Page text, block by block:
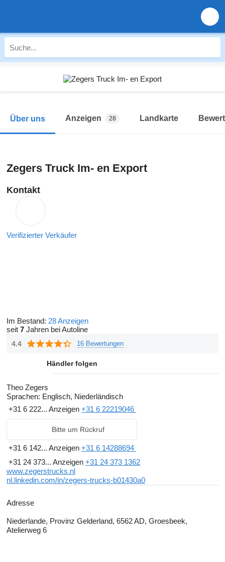
Über uns Anzeigen 28 Landkarte
Zegers Truck Im- en Export
Kontakt
Verifizierter Verkäufer
Im Bestand: 28 Anzeigen
seit 7 Jahren bei Autoline
4.4 16 Bewertungen
Händler folgen
Theo Zegers
Sprachen: Englisch, Niederländisch
+31 6 222... Anzeigen +31 6 22219046
Bitte um Rückruf
+31 6 142... Anzeigen +31 6 14288694
+31 24 373... Anzeigen +31 24 373 1362
www.zegerstrucks.nl
nl.linkedin.com/in/zegers-trucks-b01430a0
Adresse
Niederlande, Provinz Gelderland, 6562 AD, Groesbeek,
Atelierweg 6